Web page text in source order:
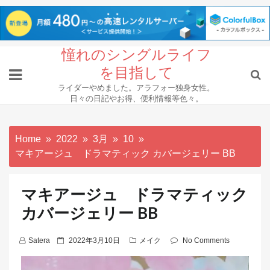
content
憧れのシングルライフ
を目指して
ライダーやめました。アラフォー独身女性。
日々の日記やお得、便利情報等色々。
Home 2022 3月
10
マキアージュ ドラマティック カバージェリー BB
マキアージュ ドラマティック
カバージェリー BB
Satera
P
o
2022年3月10日 メイク No Comments